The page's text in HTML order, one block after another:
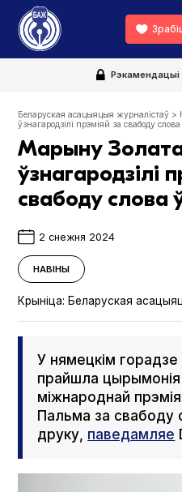
Рэкамендацыі
Беларуская асацыяцыя журналістаў >
ўзнагародзілі прэміяй за свабоду слова
Марыну
ўзнагародзілі
свабоду слова
2 снежня 2024
НАВІНЫ
Крыніца: Беларуская
У нямецкім
прайшла
міжнароднай
Пальма за свабоду
друку, паведамляе